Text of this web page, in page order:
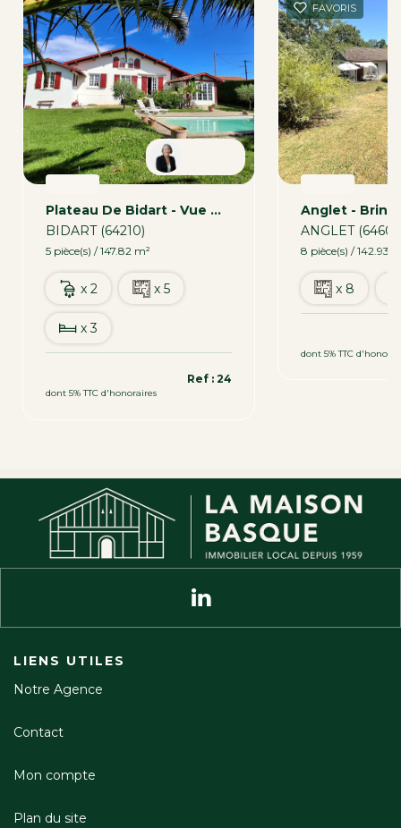
Plateau De Bidart - Vue Montagnes
BIDART (64210)
5 pièce(s) / 147.82 m²
x 2 x 5
x 3
dont 5% TTC d'honoraires
Ref : 24
FAVORIS
ANGLET
8 pièce(s) / 142.93
x 8
dont 5% TTC
LIENS UTILES
Notre Agence
Contact
Mon compte
Plan du site